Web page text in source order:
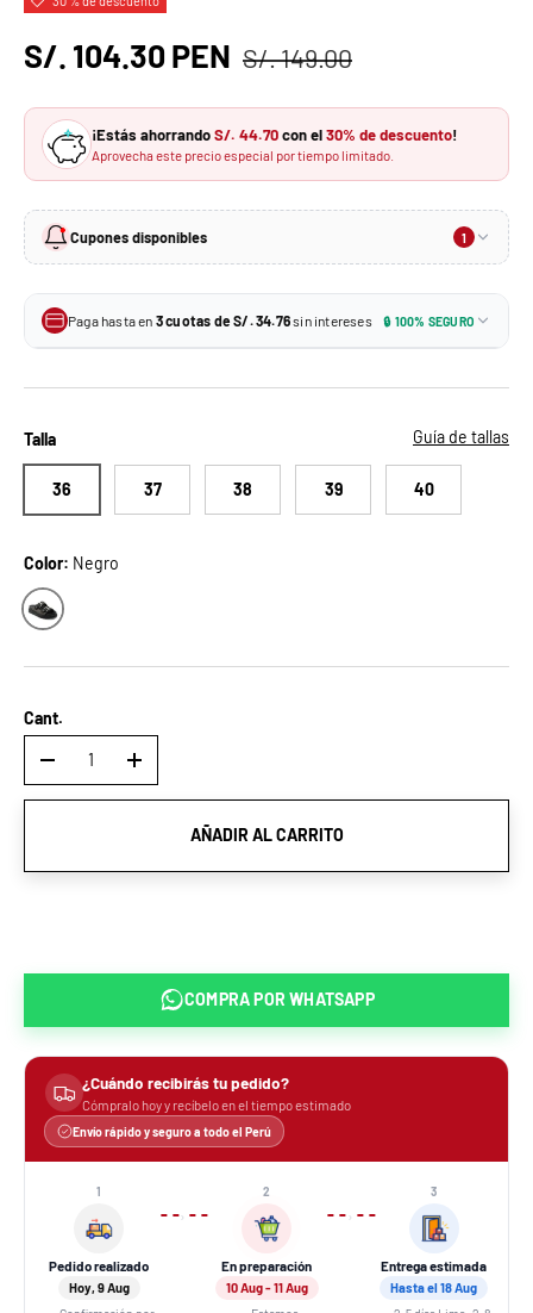
S/. 104.30 PEN S/. 149.00
¡Estás ahorrandoS/. 44.70con el30% de descuento!
Aprovecha este precio especial por tiempo limitado.
Cupones disponibles 1
En tu primera compra · Sin monto mínimo
Tu precio con el cupón:
Paga hasta en 3 cuotas de S/. 34.76sin intereses 🔒 100% SEGURO
Talla Guía de tallas
36 37 38 39 40
Color: Negro
Negro
Cant.
- +
AÑADIR AL CARRITO
COMPRA PORWHATSAPP
¿Cuándo recibirás tu pedido?
Cómpralo hoy y recíbelo en el tiempo estimado
Envío rápido y seguro a todo el Perú
1
Pedido realizado
Hoy, 9 Aug
›
2
En preparación
10 Aug - 11 Aug
›
3
Entrega estimada
Hasta el 18 Aug